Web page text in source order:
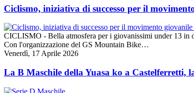
Ciclismo, iniziativa di successo per il
CICLISMO - Bella atmosfera per i giovanissimi under 13 in
Con l'organizzazione del GS Mountain Bike…
Venerdì, 17 Aprile 2026
La B Maschile della Yuasa ko a Castelferretti,